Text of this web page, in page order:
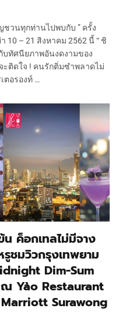
ชวนทุกท่านไปพบกับ ” ครั้ง
10 – 21 สิงหาคม 2562 นี้ “ ชิ
ทัศนียภาพอันงดงามของ
ติดใจ ! คนรักติ่มซำพลาดไม่
ตอรองท์ …
น ค็อกเทลไม่มีจาง
ชมวิวกรุงเทพยาม
Dim-Sum
ณ Yào Restaurant
Surawong